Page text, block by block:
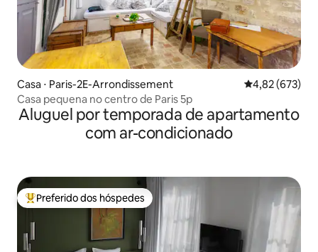
Casa ⋅ Paris-2E-Arrondissement 4,82 de uma
4,82 (673)
Casa pequena no centro de Paris 5p
Aluguel por temporada de apartamento
com ar-condicionado
Entre os melhores preferidos dos hóspedes
Preferido dos hóspedes